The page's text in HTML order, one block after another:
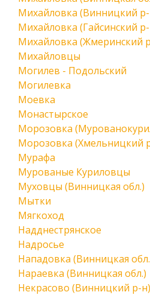
Михайловка (Винницкий
Михайловка (Гайсинский
Михайловка (Жмеринский
Михайловцы
Могилев - Подольский
Могилевка
Моевка
Монастырское
Морозовка
Морозовка (Хмельницкий
Мурафа
Мурованые Куриловцы
Муховцы (Винницкая обл.)
Мытки
Мягкоход
Надднестрянское
Надросье
Нападовка (Винницкая
Нараевка (Винницкая обл.)
Некрасово (Винницкий р-н)